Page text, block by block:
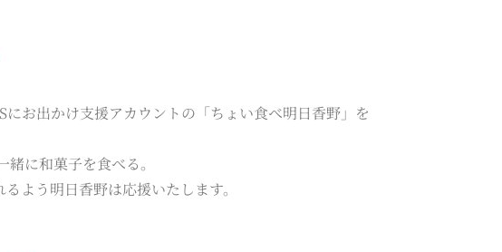
お出かけ支援アカウントの「ちょい食べ明日香野」を
に和菓子を食べる。
よう明日香野は応援いたします。